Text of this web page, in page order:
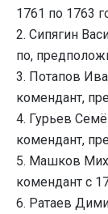
1761 по 1763
2. Сипягин
по,
3. Потапов
комендант,
4. Гурьев
комендант,
5. Машков
комендант с
6. Ратаев